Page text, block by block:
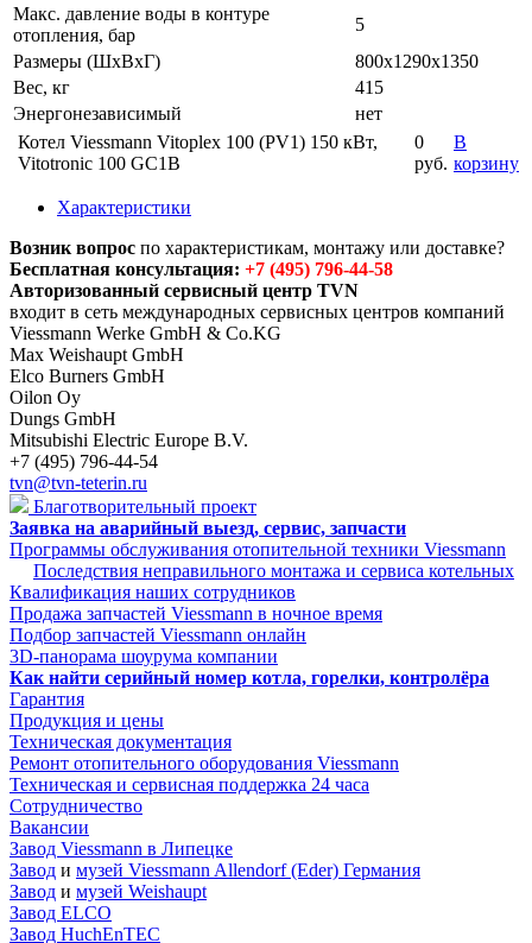
Макс. давление воды в контуре
отопления, бар
5
Размеры (ШхВхГ)
800x1290x1350
Вес, кг
415
Энергонезависимый
нет
Котел Viessmann Vitoplex 100 (PV1) 150 кВт,
Vitotronic 100 GC1B
0
руб.
В
корзину
Характеристики
Возник вопрос по характеристикам, монтажу или доставке?
Бесплатная консультация: +7 (495) 796-44-58
Авторизованный сервисный центр TVN
входит в сеть международных сервисных центров компаний
Viessmann Werke GmbH & Co.KG
Max Weishaupt GmbH
Elco Burners GmbH
Oilon Oy
Dungs GmbH
Mitsubishi Electric Europe B.V.
+7 (495) 796-44-54
tvn@tvn-teterin.ru
Благотворительный проект
Заявка на аварийный выезд, сервис, запчасти
Программы обслуживания отопительной техники Viessmann
Последствия неправильного монтажа и сервиса котельных
Квалификация наших сотрудников
Продажа запчастей Viessmann в ночное время
Подбор запчастей Viessmann онлайн
3D-панорама шоурума компании
Как найти серийный номер котла, горелки, контролёра
Гарантия
Продукция и цены
Техническая документация
Ремонт отопительного оборудования Viessmann
Техническая и сервисная поддержка 24 часа
Сотрудничество
Вакансии
Завод Viessmann в Липецке
Завод и музей Viessmann Allendorf (Eder) Германия
Завод и музей Weishaupt
Завод ELCO
Завод HuchEnTEC